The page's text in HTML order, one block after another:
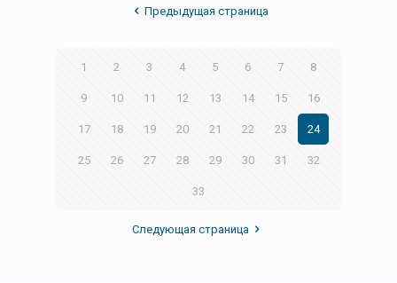
Предыдущая страница
1 2 3 4 5 6 7 8
9 10 11 12 13 14 15 16
17 18 19 20 21 22 23 24
25 26 27 28 29 30 31 32
33
Следующая страница